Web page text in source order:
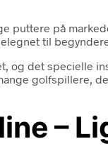
puttere på
til
og det specielle
golfspillere,
–